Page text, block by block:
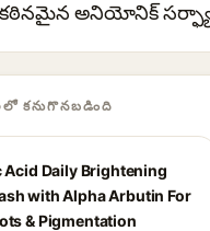
అనియోనిక్
కనుగొనబడింది
Acid Daily Brightening
with Alpha Arbutin For
& Pigmentation